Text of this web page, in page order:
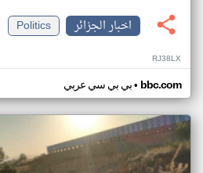
اخبار الجزائر
Politics
RJ38LX
بي بي سي عربي• bbc.com